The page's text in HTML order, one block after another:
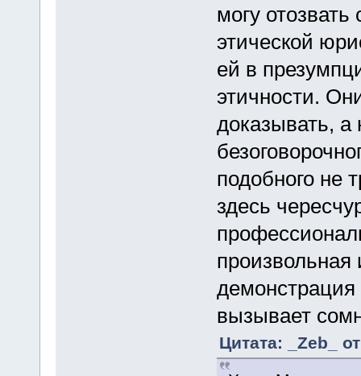
могу
этической
ей в
этичности.
доказывать, а
подобного не
здесь
произвольная
демонстрация
вызывает
Цитата: _Zeb_